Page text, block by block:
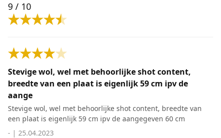
9 / 10
Stevige wol, wel met behoorlijke shot content,
breedte van een plaat is eigenlijk 59 cm ipv de
aange
Stevige wol, wel met behoorlijke shot content, breedte van
een plaat is eigenlijk 59 cm ipv de aangegeven 60 cm
- | 25.04.2023